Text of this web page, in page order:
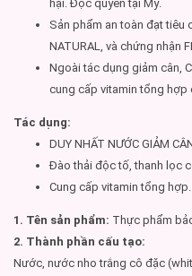
hại. Độc quyền tại Mỹ.
Sản phẩm an toàn đạt tiêu
NATURAL, và chứng nhận
Ngoài tác dụng giảm cân,
cung cấp vitamin tổng hợp
Tác dụng:
DUY NHẤT NƯỚC GIẢM
Đào thải độc tố, thanh lọc
Cung cấp vitamin tổng
1. Tên sản phẩm: Thực phẩm
2. Thành phần cấu tạo:
Nước, nước nho trắng cô đặc